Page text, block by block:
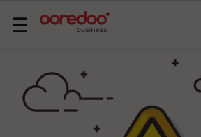
Basculer
☰